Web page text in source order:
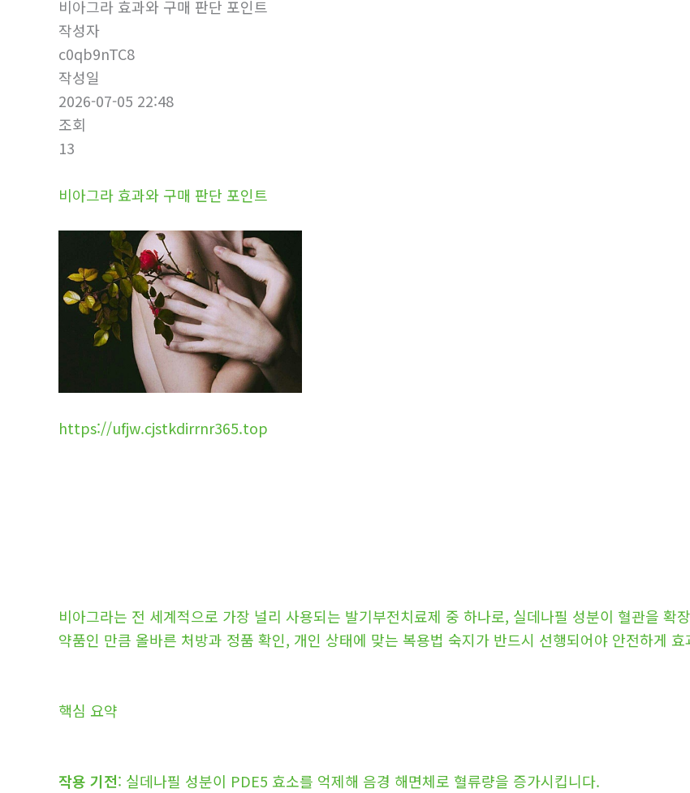
비아그라 효과와 구매 판단 포인트
작성자
c0qb9nTC8
작성일
2026-07-05 22:48
조회
13
비아그라 효과와 구매 판단 포인트
https://ufjw.cjstkdirrnr365.top
비아그라는 전 세계적으로 가장 널리 사용되는 발기부전치료제 중 하나로, 실데나필 성분이 혈관을 확
약품인 만큼 올바른 처방과 정품 확인, 개인 상태에 맞는 복용법 숙지가 반드시 선행되어야 안전하게
핵심 요약
작용 기전: 실데나필 성분이 PDE5 효소를 억제해 음경 해면체로 혈류량을 증가시킵니다.